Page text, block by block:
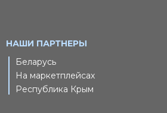
НАШИ ПАРТНЕРЫ
Беларусь
На маркетплейсах
Республика Крым